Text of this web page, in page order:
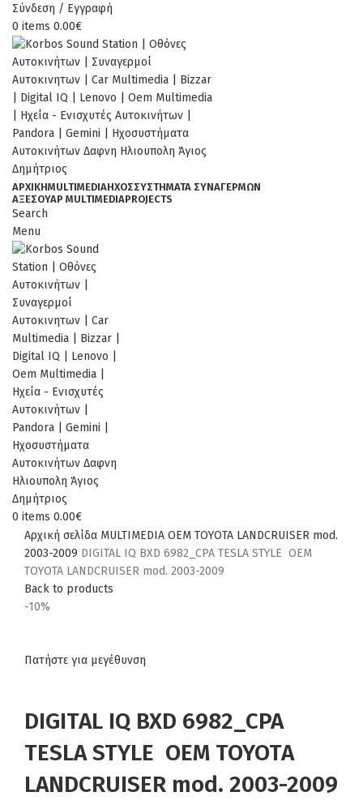
Σύνδεση / Εγγραφή
0 items 0.00€
ΑΡΧΙΚΉMULTIMEDIAΉΧΟΣΣΥΣΤΗΜΑΤΑ ΣΥΝΑΓΕΡΜΩΝ
ΑΞΕΣΟΥΆΡ MULTIMEDIAPROJECTS
Search
Menu
0 items 0.00€
Αρχική σελίδα MULTIMEDIA OEM TOYOTA LANDCRUISER mod.
2003-2009 DIGITAL IQ BXD 6982_CPA TESLA STYLE OEM
TOYOTA LANDCRUISER mod. 2003-2009
Back to products
-10%
Πατήστε για μεγέθυνση
DIGITAL IQ BXD 6982_CPA
TESLA STYLE OEM TOYOTA
LANDCRUISER mod. 2003-2009